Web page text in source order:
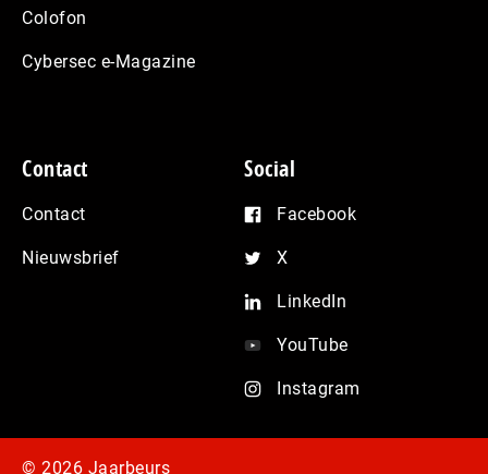
Colofon
Cybersec e-Magazine
Contact
Contact
Nieuwsbrief
Social
Facebook
X
LinkedIn
YouTube
Instagram
© 2026 Jaarbeurs